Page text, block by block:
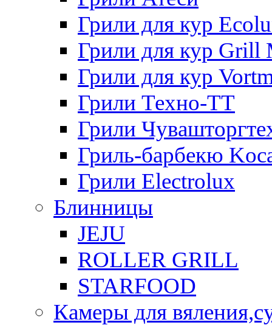
Грили для кур
Грили для кур Grill
Грили для кур
Грили Техно-ТТ
Грили
Гриль-барбекю
Грили Electrolux
Блинницы
JEJU
ROLLER GRILL
STARFOOD
Камеры для